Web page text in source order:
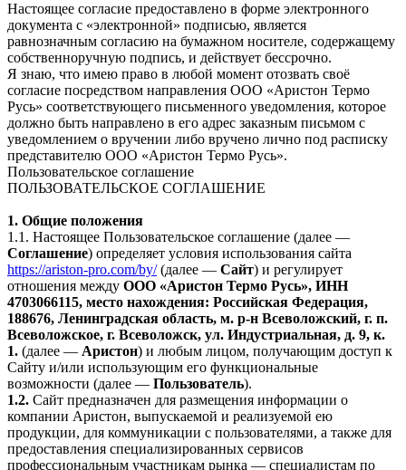
Настоящее согласие предоставлено в форме электронного
документа с «электронной» подписью, является
равнозначным согласию на бумажном носителе, содержащему
собственноручную подпись, и действует бессрочно.
Я знаю, что имею право в любой момент отозвать своё
согласие посредством направления ООО «Аристон Термо
Русь» соответствующего письменного уведомления, которое
должно быть направлено в его адрес заказным письмом с
уведомлением о вручении либо вручено лично под расписку
представителю ООО «Аристон Термо Русь».
Пользовательское соглашение
ПОЛЬЗОВАТЕЛЬСКОЕ СОГЛАШЕНИЕ
1. Общие положения
1.1. Настоящее Пользовательское соглашение (далее —
Соглашение) определяет условия использования сайта
https://ariston-pro.com/by/(далее — Сайт) и регулирует
отношения между ООО «Аристон Термо Русь», ИНН
4703066115, место нахождения: Российская Федерация,
188676, Ленинградская область, м. р-н Всеволожский, г. п.
Всеволожское, г. Всеволожск, ул. Индустриальная, д. 9, к.
1. (далее — Аристон) и любым лицом, получающим доступ к
Сайту и/или использующим его функциональные
возможности (далее — Пользователь).
1.2. Сайт предназначен для размещения информации о
компании Аристон, выпускаемой и реализуемой ею
продукции, для коммуникации с пользователями, а также для
предоставления специализированных сервисов
профессиональным участникам рынка — специалистам по